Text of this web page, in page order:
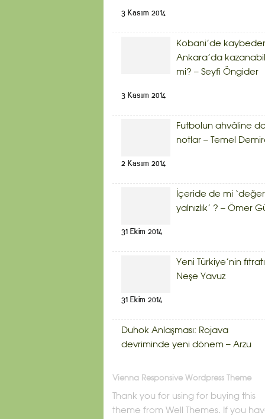
3 Kasım 2014
Kobani’de
Ankara’da
mi? – Seyfi Öngider
3 Kasım 2014
Futbolun ahvâline
notlar – Temel
2 Kasım 2014
İçeride de mi
yalnızlık’ ? – Ömer
31 Ekim 2014
Yeni Türkiye’nin
Neşe Yavuz
31 Ekim 2014
Duhok Anlaşması: Rojava
devriminde yeni dönem – Arzu
Vienna Responsive Wordpress Theme
Thank you for using for buying this
theme from Well Themes. If you